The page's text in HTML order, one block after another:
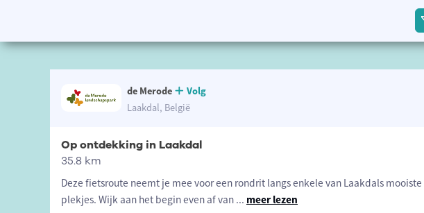
de Merode
Volg
Laakdal, België
Op ontdekking in Laakdal
35.8 km
Deze fietsroute neemt je mee voor een rondrit langs enkele van Laakdals mooiste
plekjes. Wijk aan het begin even af van ... meer lezen